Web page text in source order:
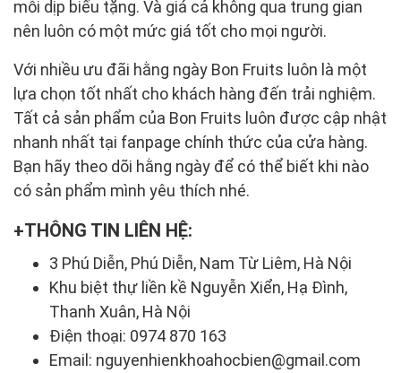
mỗi dịp biếu tặng. Và giá cả không qua trung gian
nên luôn có một mức giá tốt cho mọi người.
Với nhiều ưu đãi hằng ngày Bon Fruits luôn là một
lựa chọn tốt nhất cho khách hàng đến trải nghiệm.
Tất cả sản phẩm của Bon Fruits luôn được cập nhật
nhanh nhất tại fanpage chính thức của cửa hàng.
Bạn hãy theo dõi hằng ngày để có thể biết khi nào
có sản phẩm mình yêu thích nhé.
THÔNG TIN LIÊN HỆ:
3 Phú Diễn, Phú Diễn, Nam Từ Liêm, Hà Nội
Khu biệt thự liền kề Nguyễn Xiển, Hạ Đình,
Thanh Xuân, Hà Nội
Điện thoại: 0974 870 163
Email: nguyenhienkhoahocbien@gmail.com